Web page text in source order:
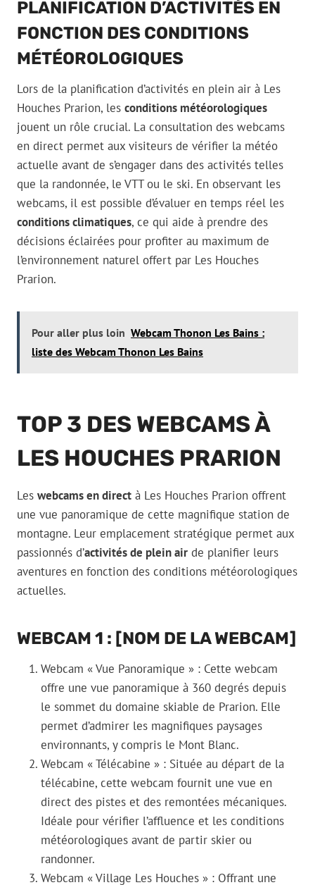
PLANIFICATION D’ACTIVITÉS EN
FONCTION DES CONDITIONS
MÉTÉOROLOGIQUES
Lors de la planification d’activités en plein air à Les
Houches Prarion, les conditions météorologiques
jouent un rôle crucial. La consultation des webcams
en direct permet aux visiteurs de vérifier la météo
actuelle avant de s’engager dans des activités telles
que la randonnée, le VTT ou le ski. En observant les
webcams, il est possible d’évaluer en temps réel les
conditions climatiques, ce qui aide à prendre des
décisions éclairées pour profiter au maximum de
l’environnement naturel offert par Les Houches
Prarion.
Pour aller plus loin Webcam Thonon Les Bains :
liste des Webcam Thonon Les Bains
TOP 3 DES WEBCAMS À
LES HOUCHES PRARION
Les webcams en direct à Les Houches Prarion offrent
une vue panoramique de cette magnifique station de
montagne. Leur emplacement stratégique permet aux
passionnés d’activités de plein air de planifier leurs
aventures en fonction des conditions météorologiques
actuelles.
WEBCAM 1 : [NOM DE LA WEBCAM]
Webcam « Vue Panoramique » : Cette webcam
offre une vue panoramique à 360 degrés depuis
le sommet du domaine skiable de Prarion. Elle
permet d’admirer les magnifiques paysages
environnants, y compris le Mont Blanc.
Webcam « Télécabine » : Située au départ de la
télécabine, cette webcam fournit une vue en
direct des pistes et des remontées mécaniques.
Idéale pour vérifier l’affluence et les conditions
météorologiques avant de partir skier ou
randonner.
Webcam « Village Les Houches » : Offrant une